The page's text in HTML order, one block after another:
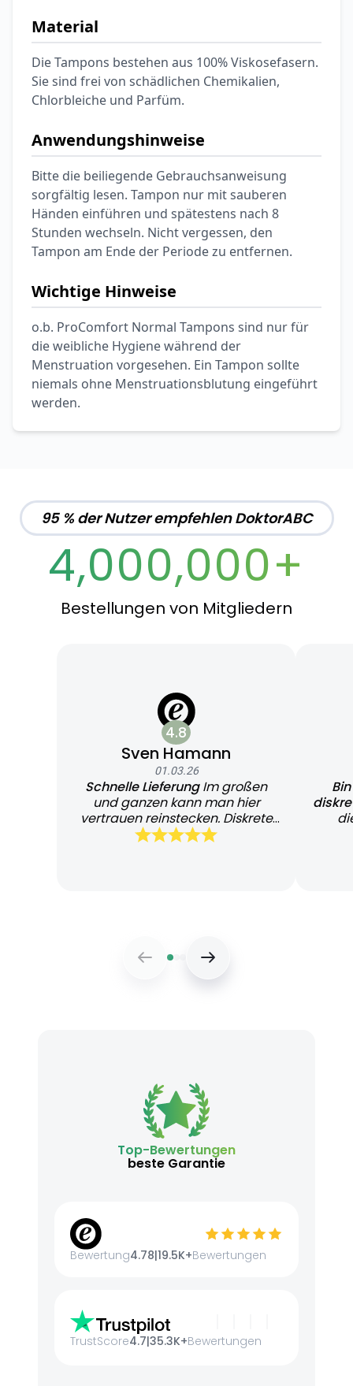
Material
Die Tampons bestehen aus 100% Viskosefasern.
Sie sind frei von schädlichen Chemikalien,
Chlorbleiche und Parfüm.
Anwendungshinweise
Bitte die beiliegende Gebrauchsanweisung
sorgfältig lesen. Tampon nur mit sauberen
Händen einführen und spätestens nach 8
Stunden wechseln. Nicht vergessen, den
Tampon am Ende der Periode zu entfernen.
Wichtige Hinweise
o.b. ProComfort Normal Tampons sind nur für
die weibliche Hygiene während der
Menstruation vorgesehen. Ein Tampon sollte
niemals ohne Menstruationsblutung eingeführt
werden.
95 % der Nutzer empfehlen DoktorABC
4,000,000+
Bestellungen von Mitgliedern
4.8
Sven Hamann
01.03.26
Schnelle LieferungIm großen
und ganzen kann man hier
vertrauen reinstecken. Diskrete
und schnelle Lieferung
Top-Bewertungen
beste Garantie
Bewertung4.78|19.5K+Bewertungen
TrustScore4.7|35.3K+Bewertungen